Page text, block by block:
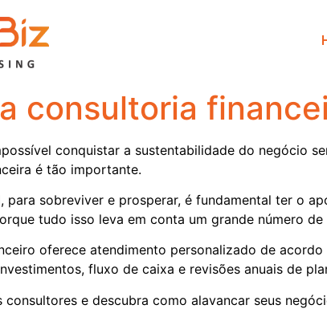
consultoria
conquistar a sustentabilidade do negócio
é tão importante.
para sobreviver e prosperar, é fundamental ter o
tudo isso leva em conta um grande número
oferece atendimento personalizado de
fluxo de caixa e revisões anuais de
consultores e descubra como alavancar seus